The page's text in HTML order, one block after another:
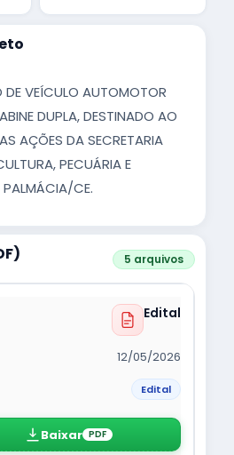
DE VEÍCULO AUTOMOTOR
DUPLA, DESTINADO AO
AÇÕES DA SECRETARIA
PECUÁRIA E
PALMÁCIA/CE.
5 arquivos
Edital
12/05/2026
Edital
Baixar PDF